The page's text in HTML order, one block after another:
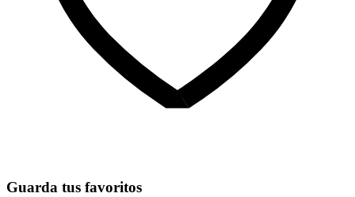
Guarda tus favoritos